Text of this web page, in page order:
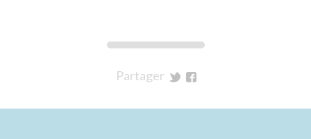
Partager
Twitter
Facebook